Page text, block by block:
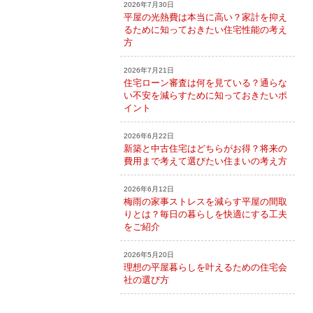
2026年7月30日
平屋の光熱費は本当に高い？家計を抑え
るために知っておきたい住宅性能の考え
方
2026年7月21日
住宅ローン審査は何を見ている？通らな
い不安を減らすために知っておきたいポ
イント
2026年6月22日
新築と中古住宅はどちらがお得？将来の
費用まで考えて選びたい住まいの考え方
2026年6月12日
梅雨の家事ストレスを減らす平屋の間取
りとは？毎日の暮らしを快適にする工夫
をご紹介
2026年5月20日
理想の平屋暮らしを叶えるための住宅会
社の選び方